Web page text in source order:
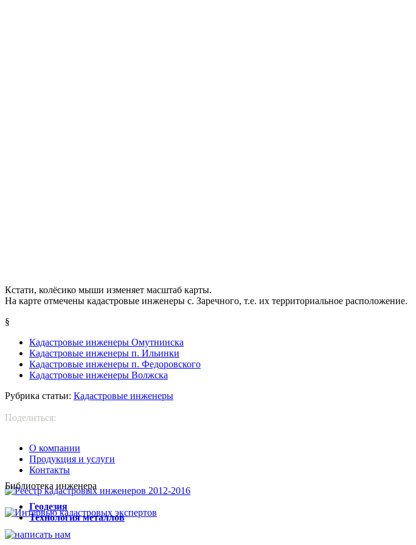
Кстати, колёсико мыши изменяет масштаб карты.
На карте отмечены кадастровые инженеры с. Заречного, т.е. их территориальное расположение.
§
Кадастровые инженеры Омутнинска
Кадастровые инженеры п. Ильинки
Кадастровые инженеры п. Федоровского
Кадастровые инженеры Волжска
Рубрика статьи: Кадастровые инженеры
Поделиться:
О компании
Продукция и услуги
Контакты
Библиотека инженера
Геодезия
Технология металлов